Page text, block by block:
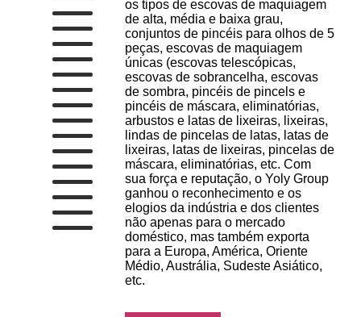
os tipos de escovas de maquiagem
de alta, média e baixa grau,
conjuntos de pincéis para olhos de 5
peças, escovas de maquiagem
únicas (escovas telescópicas,
escovas de sobrancelha, escovas
de sombra, pincéis de pincels e
pincéis de máscara, eliminatórias,
arbustos e latas de lixeiras, lixeiras,
lindas de pincelas de latas, latas de
lixeiras, latas de lixeiras, pincelas de
máscara, eliminatórias, etc. Com
sua força e reputação, o Yoly Group
ganhou o reconhecimento e os
elogios da indústria e dos clientes
não apenas para o mercado
doméstico, mas também exporta
para a Europa, América, Oriente
Médio, Austrália, Sudeste Asiático,
etc.